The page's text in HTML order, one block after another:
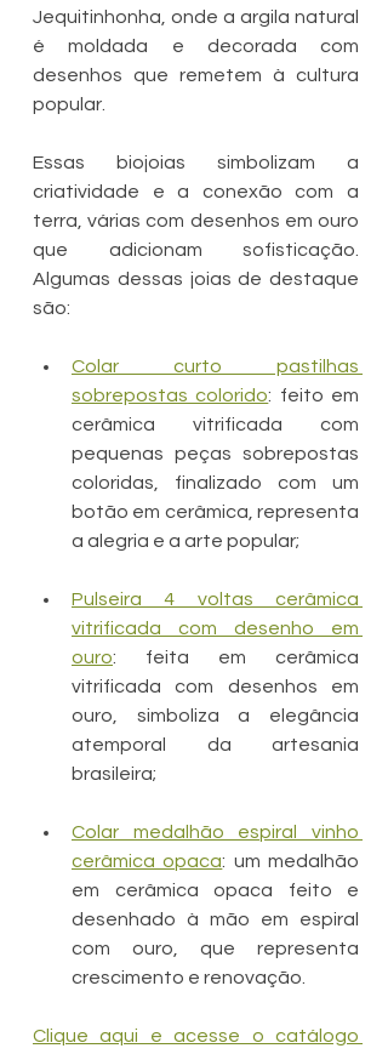
Jequitinhonha, onde a argila natural
é moldada e decorada com
desenhos que remetem à cultura
popular.
Essas biojoias simbolizam a
criatividade e a conexão com a
terra, várias com desenhos em ouro
que adicionam sofisticação.
Algumas dessas joias de destaque
são:
Colar curto pastilhas
sobrepostas colorido: feito em
cerâmica vitrificada com
pequenas peças sobrepostas
coloridas, finalizado com um
botão em cerâmica, representa
a alegria e a arte popular;
Pulseira 4 voltas cerâmica
vitrificada com desenho em
ouro: feita em cerâmica
vitrificada com desenhos em
ouro, simboliza a elegância
atemporal da artesania
brasileira;
Colar medalhão espiral vinho
cerâmica opaca: um medalhão
em cerâmica opaca feito e
desenhado à mão em espiral
com ouro, que representa
crescimento e renovação.
Clique aqui e acesse o catálogo